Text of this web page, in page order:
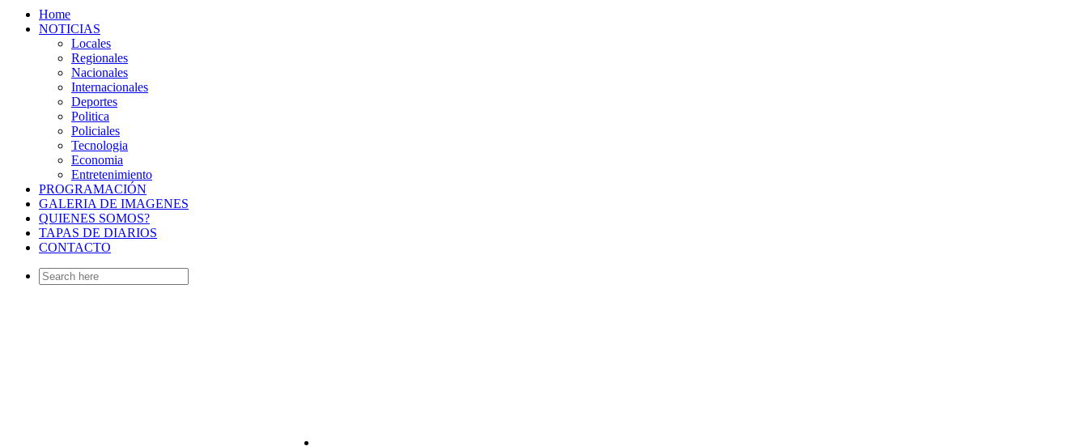
Home
NOTICIAS
Locales
Regionales
Nacionales
Internacionales
Deportes
Politica
Policiales
Tecnologia
Economia
Entretenimiento
PROGRAMACIÓN
GALERIA DE IMAGENES
QUIENES SOMOS?
TAPAS DE DIARIOS
CONTACTO
Search
for: